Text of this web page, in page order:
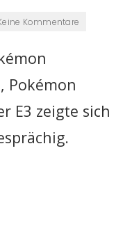
Kommentare
Pokémon
E3 zeigte sich